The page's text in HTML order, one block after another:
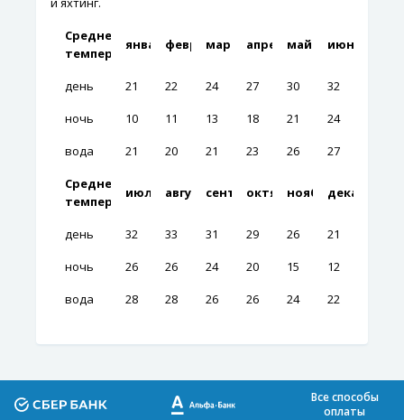
Среднемесячные
температуры
январьфевральмарт апрельмай июнь
день 21 22 24 27 30
32
ночь
10 11 13 18 21
24
вода
21 20 21 23 26
27
Среднемесячные
температуры
июль август сентябрьоктябрьноябрьдекабрь
день 32 33 31 29 26
21
ночь
26 26 24 20 15
12
вода
28 28 26 26 24 22
Все способы
оплаты